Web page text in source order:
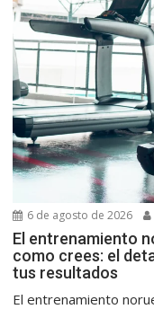
6 de agosto de 2026
El entrenamiento
como crees: el
tus resultados
El entrenamiento